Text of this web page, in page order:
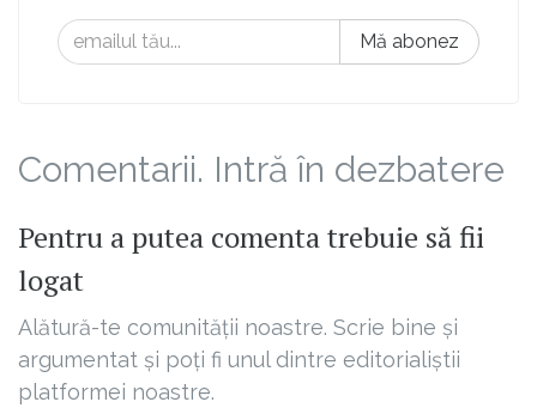
Mă abonez
Comentarii. Intră în dezbatere
Pentru a putea comenta trebuie să fii
logat
Alătură-te comunității noastre. Scrie bine și
argumentat și poți fi unul dintre editorialiștii
platformei noastre.